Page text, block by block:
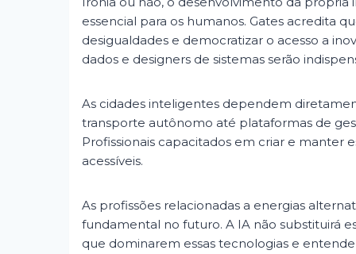
essencial para os humanos. Gates acredita
desigualdades e democratizar o acesso a
dados e designers de sistemas serão
As cidades inteligentes dependem
transporte autônomo até plataformas de
Profissionais capacitados em criar e manter
acessíveis.
As profissões relacionadas a energias
fundamental no futuro. A IA não substituirá
que dominarem essas tecnologias e